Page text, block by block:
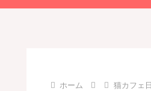
ホーム 猫カフェ